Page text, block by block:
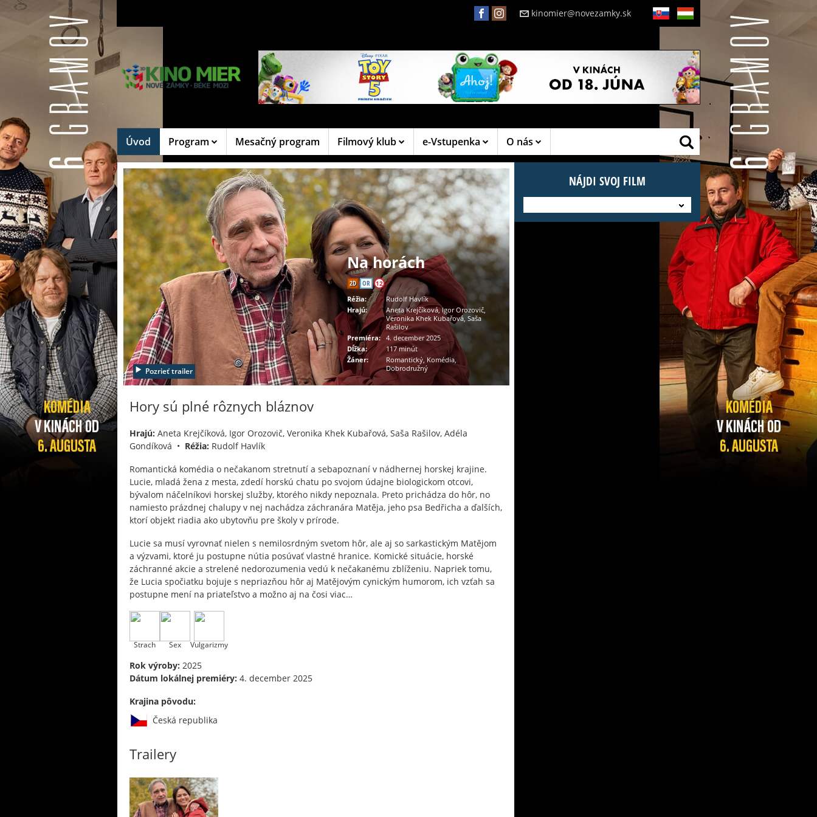
kinomier@novezamky.sk
Úvod Program Mesačný program Filmový klub e-Vstupenka O nás
Pozrieť trailer
Na horách
2D OR 12
Réžia:
Rudolf Havlík
Hrajú:
Aneta Krejčíková, Igor Orozovič,
Veronika Khek Kubařová, Saša
Rašilov
Premiéra: 4. december 2025
Dĺžka:
117 minút
Žáner:
Romantický, Komédia,
Dobrodružný
Hory sú plné rôznych bláznov
Hrajú: Aneta Krejčíková, Igor Orozovič, Veronika Khek Kubařová, Saša Rašilov, Adéla
Gondíková • Réžia: Rudolf Havlík
Romantická komédia o nečakanom stretnutí a sebapoznaní v nádhernej horskej krajine.
Lucie, mladá žena z mesta, zdedí horskú chatu po svojom údajne biologickom otcovi,
bývalom náčelníkovi horskej služby, ktorého nikdy nepoznala. Preto prichádza do hôr, no
namiesto prázdnej chalupy v nej nachádza záchranára Matěja, jeho psa Bedřicha a ďalších,
ktorí objekt riadia ako ubytovňu pre školy v prírode.
Lucie sa musí vyrovnať nielen s nemilosrdným svetom hôr, ale aj so sarkastickým Matějom
a výzvami, ktoré ju postupne nútia posúvať vlastné hranice. Komické situácie, horské
záchranné akcie a strelené nedorozumenia vedú k nečakanému zblíženiu. Napriek tomu,
že Lucia spočiatku bojuje s nepriazňou hôr aj Matějovým cynickým humorom, ich vzťah sa
postupne mení na priateľstvo a možno aj na čosi viac…
Strach Sex Vulgarizmy
Rok výroby: 2025
Dátum lokálnej premiéry: 4. december 2025
Krajina pôvodu:
Česká republika
Trailery
NÁJDI SVOJ FILM